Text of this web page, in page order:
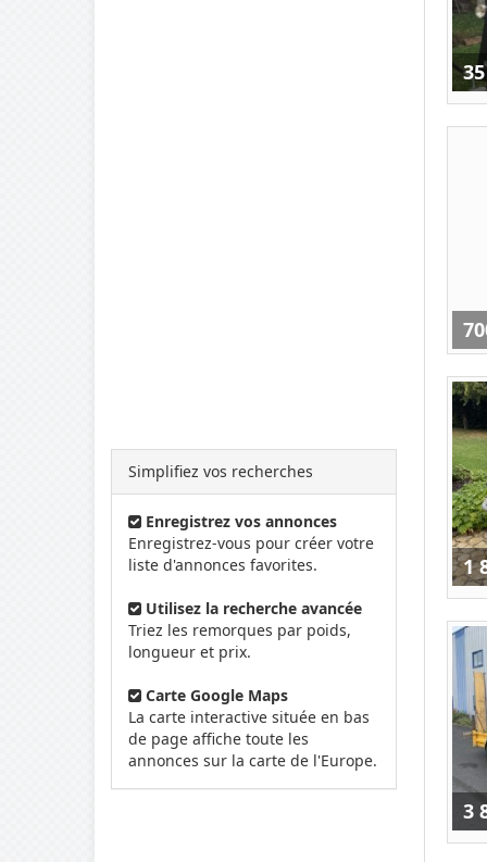
Simplifiez vos recherches
Enregistrez vos annonces
Enregistrez-vous pour créer votre
liste d'annonces favorites.
Utilisez la recherche avancée
Triez les remorques par poids,
longueur et prix.
Carte Google Maps
La carte interactive située en bas
de page affiche toute les
annonces sur la carte de l'Europe.
1
3